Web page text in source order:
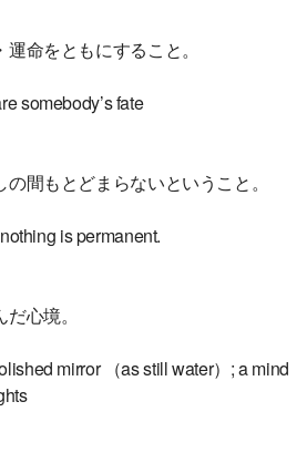
命をともにすること。
somebody’s fate
間もとどまらないということ。
is permanent.
心境。
mirror （as still water）; a mind